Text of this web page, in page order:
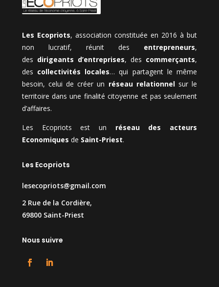
Les Ecopriots, association constituée en 2016 à but
non lucratif, réunit des entrepreneurs,
des dirigeants d’entreprises, des commerçants,
des collectivités locales… qui partagent le même
besoin, celui de créer un réseau relationnelsur le
territoire dans une finalité citoyenne et pas seulement
d’affaires.
Les Ecopriots est un réseau des acteurs
Economiques de Saint-Priest.
Les Ecopriots
lesecopriots@gmail.com
2 Rue de la Cordière,
69800 Saint-Priest
Nous suivre